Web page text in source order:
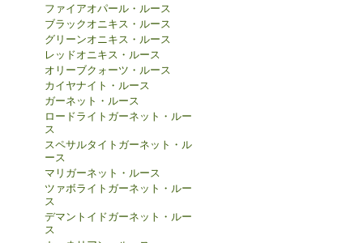
ファイアオパール・ルース
ブラックオニキス・ルース
グリーンオニキス・ルース
レッドオニキス・ルース
オリーブクォーツ・ルース
カイヤナイト・ルース
ガーネット・ルース
ロードライトガーネット・ルー
ス
スペサルタイトガーネット・ル
ース
マリガーネット・ルース
ツァボライトガーネット・ルー
ス
デマントイドガーネット・ルー
ス